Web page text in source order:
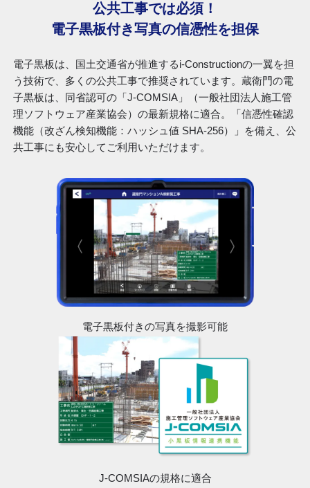
公共工事では必須！
電子黒板付き写真の信憑性を担保
電子黒板は、国土交通省が推進するi-Constructionの一翼を担
う技術で、多くの公共工事で推奨されています。蔵衛門の電
子黒板は、同省認可の「J-COMSIA」（一般社団法人施工管
理ソフトウェア産業協会）の最新規格に適合。「信憑性確認
機能（改ざん検知機能：ハッシュ値 SHA-256）」を備え、公
共工事にも安心してご利用いただけます。
電子黒板付きの写真を撮影可能
J-COMSIAの規格に適合